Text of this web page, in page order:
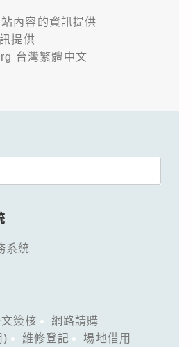
內容的資訊提供
提供
台灣繁體中文
系統
簽核
網路請購
)
維修登記
場地借用